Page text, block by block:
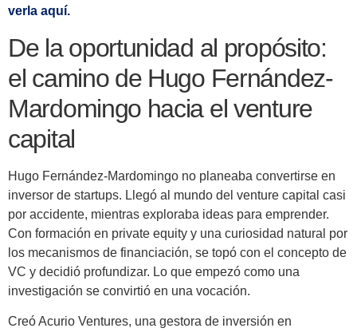
verla aquí.
De la oportunidad al propósito:
el camino de Hugo Fernández-
Mardomingo hacia el venture
capital
Hugo Fernández-Mardomingo no planeaba convertirse en
inversor de startups. Llegó al mundo del venture capital casi
por accidente, mientras exploraba ideas para emprender.
Con formación en private equity y una curiosidad natural por
los mecanismos de financiación, se topó con el concepto de
VC y decidió profundizar. Lo que empezó como una
investigación se convirtió en una vocación.
Creó Acurio Ventures, una gestora de inversión en